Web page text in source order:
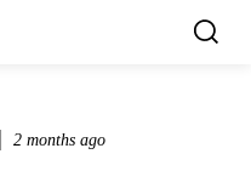
2 months ago